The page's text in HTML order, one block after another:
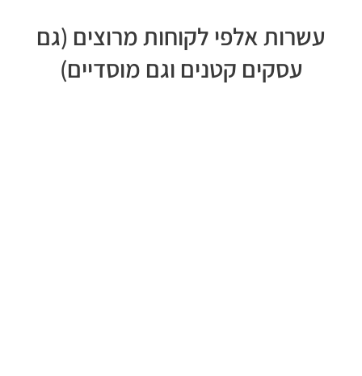
עשרות אלפי לקוחות מרוצים (גם
עסקים קטנים וגם מוסדיים)